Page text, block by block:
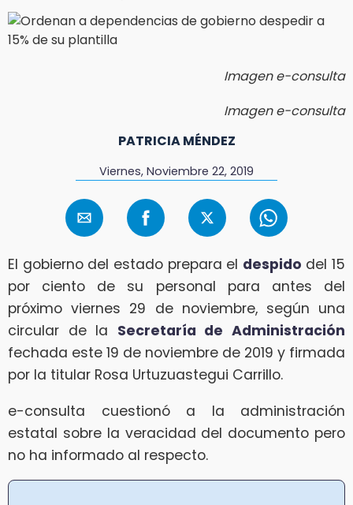
Imagen e-consulta
Imagen e-consulta
PATRICIA MÉNDEZ
Viernes, Noviembre 22, 2019
El gobierno del estado prepara el despido del 15
por ciento de su personal para antes del
próximo viernes 29 de noviembre, según una
circular de la Secretaría de Administración
fechada este 19 de noviembre de 2019 y firmada
por la titular Rosa Urtuzuastegui Carrillo.
e-consulta cuestionó a la administración
estatal sobre la veracidad del documento pero
no ha informado al respecto.